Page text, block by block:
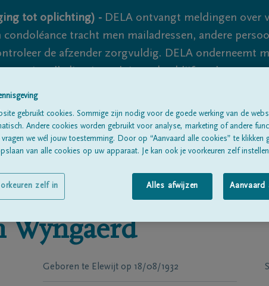
tot oplichting) - DELA ontvangt meldingen over
tracht men mailadressen, andere
de afzender zorgvuldig. DELA onderneemt
nooit volledig uit te sluiten, dus blijf waakzaam.
Alle rouwberichtenOver ons
Wyngaerd
Geboren te Elewijt op 18/08/1932
gebruikt cookies. Sommige zijn nodig voor de goede werking van de
Andere cookies worden gebruikt voor analyse, marketing of andere
we wél jouw toestemming. Door op “Aanvaard alle cookies” te klikken
van alle cookies op uw apparaat. Je kan ook je voorkeuren zelf
Alles afwijzen Aanvaard
zelf in